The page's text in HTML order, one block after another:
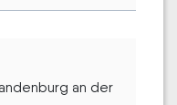
an der